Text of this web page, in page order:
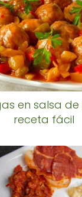
en salsa de
receta fácil